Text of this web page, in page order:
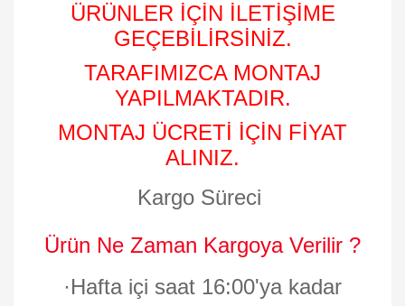
ÜRÜNLER İÇİN İLETİŞİME
GEÇEBİLİRSİNİZ.
TARAFIMIZCA MONTAJ
YAPILMAKTADIR.
MONTAJ ÜCRETİ İÇİN FİYAT
ALINIZ.
Kargo Süreci
Ürün Ne Zaman Kargoya Verilir ?
·Hafta içi saat 16:00'ya kadar